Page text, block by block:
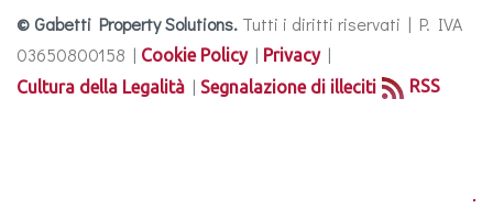
© Gabetti Property Solutions. Tutti i diritti riservati | P. IVA
03650800158 | Cookie Policy| Privacy|
Cultura della Legalità | Segnalazione di illeciti RSS